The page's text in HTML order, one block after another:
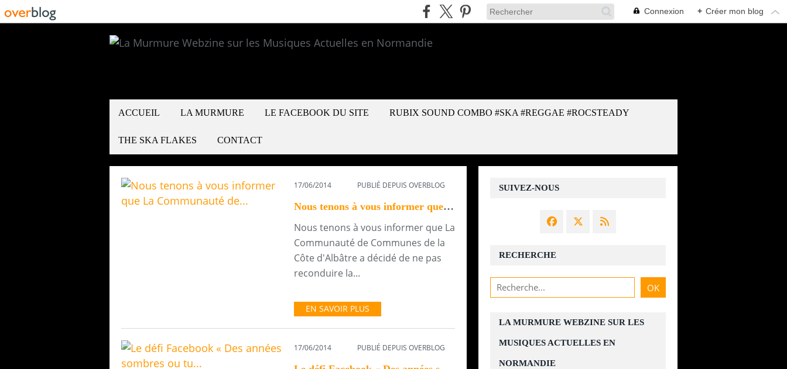
Connexion + Créer mon blog
ACCUEIL LA MURMURE LE FACEBOOK DU SITE RUBIX SOUND COMBO #SKA #REGGAE #ROCSTEADY
THE SKA FLAKES CONTACT
17/06/2014 PUBLIÉ DEPUIS OVERBLOG
Nous tenons à vous informer que La Communauté de...
Nous tenons à vous informer que La
Communauté de Communes de la
Côte d'Albâtre a décidé de ne pas
reconduire la...
EN SAVOIR PLUS
17/06/2014 PUBLIÉ DEPUIS OVERBLOG
SUIVEZ-NOUS
RECHERCHE
LA MURMURE WEBZINE SUR LES
MUSIQUES ACTUELLES EN
NORMANDIE